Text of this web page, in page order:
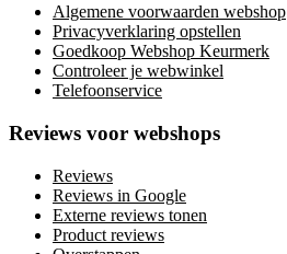
Algemene voorwaarden webshop
Privacyverklaring opstellen
Goedkoop Webshop Keurmerk
Controleer je webwinkel
Telefoonservice
Reviews voor webshops
Reviews
Reviews in Google
Externe reviews tonen
Product reviews